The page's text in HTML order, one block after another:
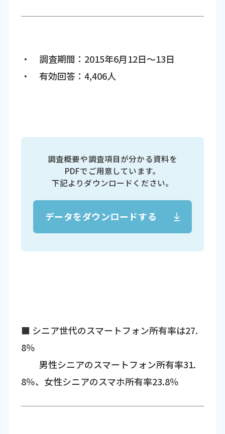
・ 調査期間：2015年6月12日～13日
・ 有効回答：4,406人
調査概要や調査項目が分かる資料を
PDFでご用意しています。
下記よりダウンロードください。
データをダウンロードする
■ シニア世代のスマートフォン所有率は27.
8％
男性シニアのスマートフォン所有率31.
8％、女性シニアのスマホ所有率23.8％